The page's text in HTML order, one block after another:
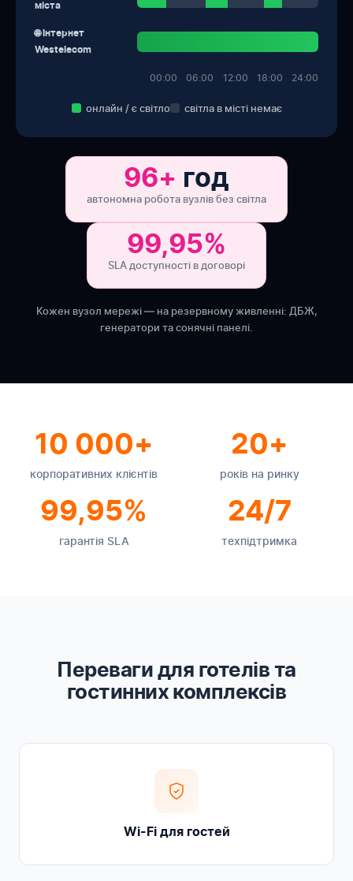
міста
🌐 Інтернет
Westelecom
00:00 06:00 12:00 18:00 24:00
онлайн / є світло світла в місті немає
96+ год
автономна робота вузлів без світла
99,95%
SLA доступності в договорі
Кожен вузол мережі — на резервному живленні: ДБЖ,
генератори та сонячні панелі.
10 000+
корпоративних клієнтів
20+
років на ринку
99,95%
гарантія SLA
24/7
техпідтримка
Переваги для готелів та
гостинних комплексів
Wi-Fi для гостей